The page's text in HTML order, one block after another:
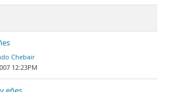
Chebair
12:23PM